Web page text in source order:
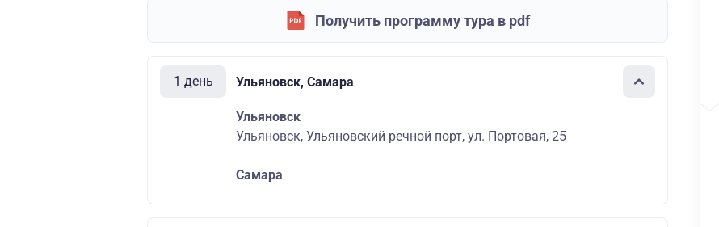
Получить программу тура в pdf
1 день Ульяновск, Самара
Ульяновск
Ульяновск, Ульяновский речной порт, ул. Портовая, 25
Самара